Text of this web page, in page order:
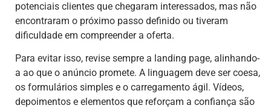
potenciais clientes que chegaram interessados, mas não
encontraram o próximo passo definido ou tiveram
dificuldade em compreender a oferta.
Para evitar isso, revise sempre a landing page, alinhando-
a ao que o anúncio promete. A linguagem deve ser coesa,
os formulários simples e o carregamento ágil. Vídeos,
depoimentos e elementos que reforçam a confiança são